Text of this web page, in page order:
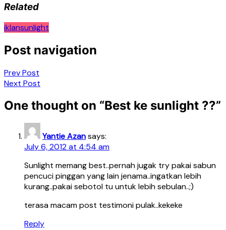
Related
iklansunlight
Post navigation
Prev Post
Next Post
One thought on “Best ke sunlight ??”
Yantie Azansays:
July 6, 2012 at 4:54 am
Sunlight memang best..pernah jugak try pakai sabun
pencuci pinggan yang lain jenama..ingatkan lebih
kurang..pakai sebotol tu untuk lebih sebulan..;)
terasa macam post testimoni pulak..kekeke
Reply